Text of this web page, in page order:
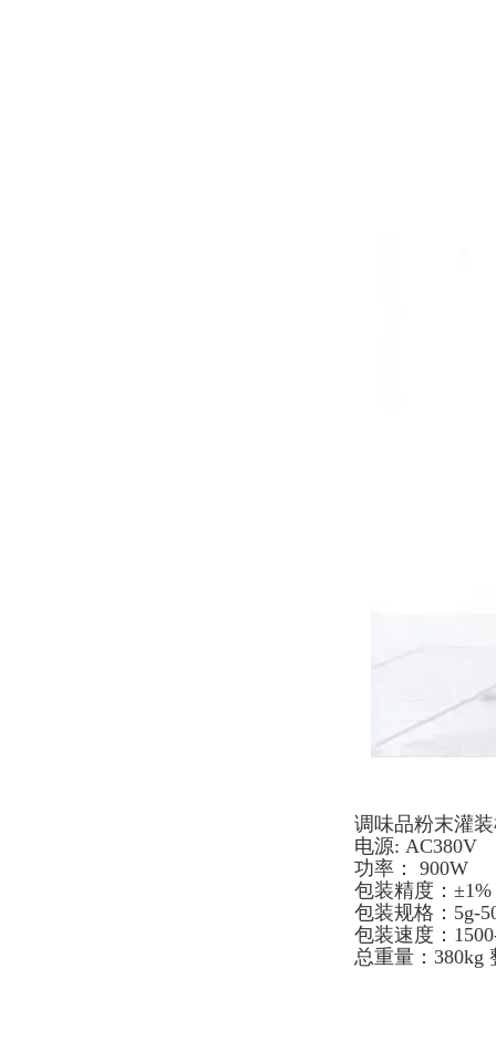
调味品粉末灌
电源: AC380V
功率： 900W
包装精度：±1%
包装规格：5g-
包装速度：
总重量：380kg